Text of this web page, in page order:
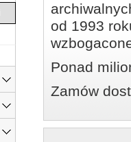
od 1993
Ponad
Zamów